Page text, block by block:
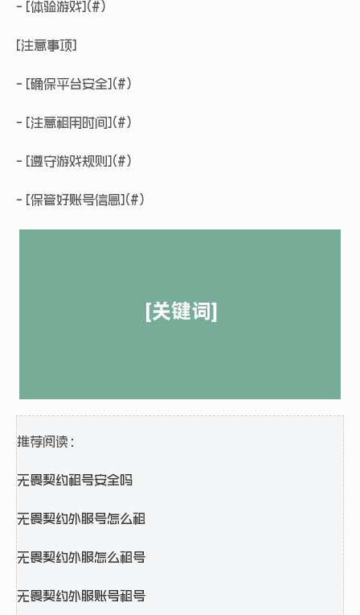
- [体验游戏](#)
[注意事项]
- [确保平台安全](#)
- [注意租用时间](#)
- [遵守游戏规则](#)
- [保管好账号信息](#)
推荐阅读：
无畏契约租号安全吗
无畏契约外服号怎么租
无畏契约外服怎么租号
无畏契约外服账号租号